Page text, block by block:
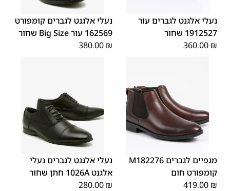
נעלי אלגנט לגברים עור
1912527 שחור
360.00 ₪
נעלי אלגנט לגברים קומפורט
162569 עור Big Size שחור
380.00 ₪
40
41
42
43
מגפיים לגברים M182276
קומפורט חום
419.00 ₪
40
41
42
43
44
נעלי אלגנט לגברים נעלי
אלגנט 1026A חתן שחור
280.00 ₪